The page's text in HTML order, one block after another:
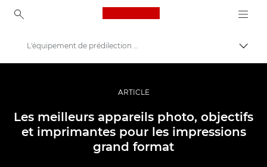
Canon Logo, back to
Vidéo et photographie professionnelles
Histoires
L'équipement de prédilection de Jonas Classon pour les impressions photo grand format
ARTICLE
Les meilleurs appareils photo, objectifs
et imprimantes pour les impressions
grand format